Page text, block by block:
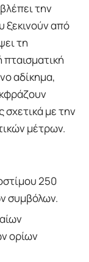
την
ξεκινούν από
τη
πταισματική
αδίκημα,
με την
μέτρων.
250
συμβόλων.
ορίων